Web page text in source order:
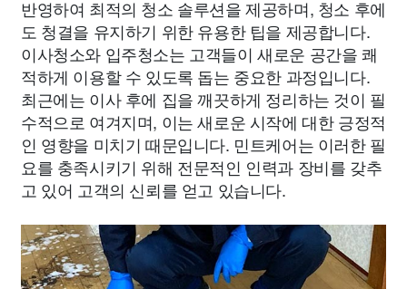
반영하여 최적의 청소 솔루션을 제공하며, 청소 후에
도 청결을 유지하기 위한 유용한 팁을 제공합니다.
이사청소와 입주청소는 고객들이 새로운 공간을 쾌
적하게 이용할 수 있도록 돕는 중요한 과정입니다.
최근에는 이사 후에 집을 깨끗하게 정리하는 것이 필
수적으로 여겨지며, 이는 새로운 시작에 대한 긍정적
인 영향을 미치기 때문입니다. 민트케어는 이러한 필
요를 충족시키기 위해 전문적인 인력과 장비를 갖추
고 있어 고객의 신뢰를 얻고 있습니다.